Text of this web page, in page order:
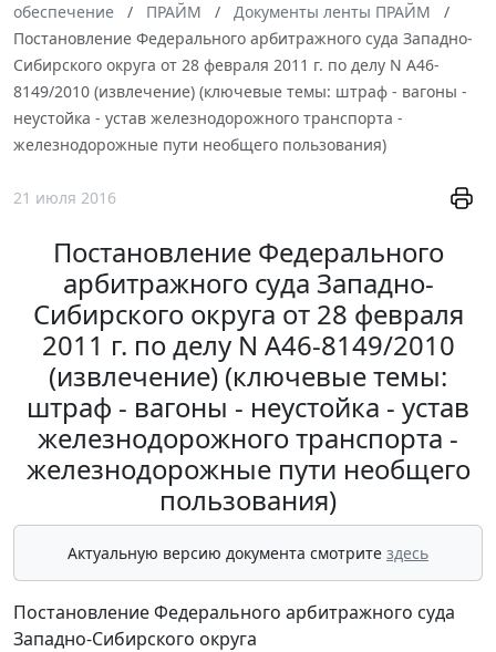
обеспечение
ПРАЙМ
Документы ленты ПРАЙМ
Постановление Федерального арбитражного суда Западно-
Сибирского округа от 28 февраля 2011 г. по делу N А46-
8149/2010 (извлечение) (ключевые темы: штраф - вагоны -
неустойка - устав железнодорожного транспорта -
железнодорожные пути необщего пользования)
21 июля 2016
Постановление Федерального
арбитражного суда Западно-
Сибирского округа от 28 февраля
2011 г. по делу N А46-8149/2010
(извлечение) (ключевые темы:
штраф - вагоны - неустойка - устав
железнодорожного транспорта -
железнодорожные пути необщего
пользования)
Актуальную версию документа смотрите здесь
Постановление Федерального арбитражного суда
Западно-Сибирского округа